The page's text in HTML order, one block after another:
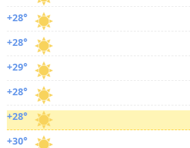
+28°
+28°
+29°
+28°
+28°
+30°